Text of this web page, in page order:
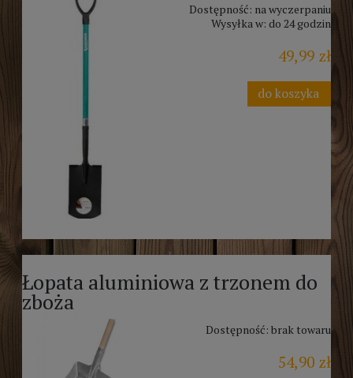
Dostępność: na wyczerpaniu
Wysyłka w: do 24 godzin
49,99 zł
do koszyka
Łopata aluminiowa z trzonem do
zboża
Dostępność: brak towaru
54,90 zł